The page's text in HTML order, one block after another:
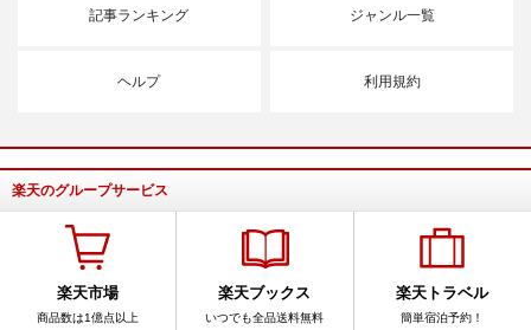
記事ランキング ジャンル一覧
ヘルプ 利用規約
楽天のグループサービス
楽天市場
商品数は1億点以上
楽天ブックス
いつでも全品送料無料
楽天トラベル
簡単宿泊予約！